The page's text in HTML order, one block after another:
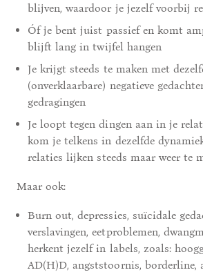
blijven, waardoor je jezelf voorbij
Óf je bent juist passief en komt
blijft lang in twijfel hangen
Je krijgt steeds te maken met
(onverklaarbare) negatieve
gedragingen
Je loopt tegen dingen aan in je
kom je telkens in dezelfde
relaties lijken steeds maar weer te
Maar ook:
Burn out, depressies, suïcidale
verslavingen, eetproblemen,
herkent jezelf in labels, zoals:
AD(H)D, angststoornis, borderline,